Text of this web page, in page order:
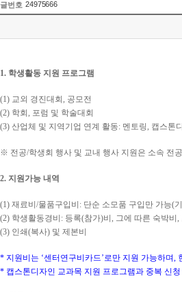
글번호 24975666
1. 학생활동 지원 프로그램
(1) 교외 경진대회 , 공모전
(2) 학회 , 포럼 및 학술대회
(3) 산업체 및 지역기업 연계 활동: 멘토링, 캡스톤
※ 전공/학생회 행사 및 교내 행사 지원은 소속 전
2. 지원가능 내역
(1) 재료비 /물품구입비 : 단순 소모품 구입만 가능(
(2) 학생활동경비 : 등록(참가)비 , 그에 따른 숙박비 ,
(3) 인쇄(복사) 및 제본비
* 지원비는 ‘센터연구비카드’로만 지원 가능하며,
* 캡스톤디자인 교과목 지원 프로그램과 중복 신청